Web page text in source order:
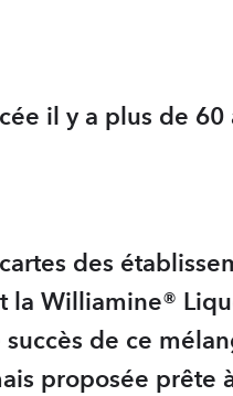
il y a plus de
des
Williamine®
de ce
proposée prête